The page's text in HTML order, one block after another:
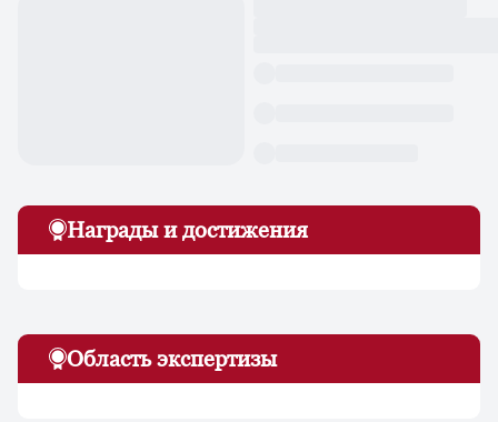
Награды и достижения
Область экспертизы